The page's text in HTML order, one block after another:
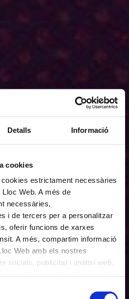
Detalls Informació
cookies
estrictament necessàries
Web. A més de
necessàries,
i de tercers per a personalitzar
oferir funcions de xarxes
A més, compartim informació
Web amb els nostres
socials, publicitat i anàlisi web,